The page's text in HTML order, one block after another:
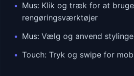
Mus: Klik og træk for at bruge
rengøringsværktøjer
Mus: Vælg og anvend
Touch: Tryk og swipe for